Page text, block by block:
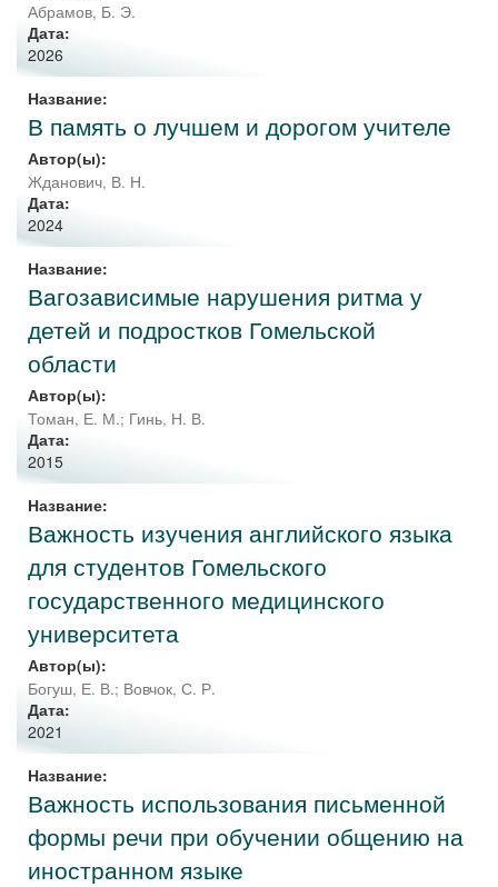
Абрамов, Б. Э.
Дата:
2026
Название:
В память о лучшем и дорогом учителе
Автор(ы):
Жданович, В. Н.
Дата:
2024
Название:
Вагозависимые нарушения ритма у
детей и подростков Гомельской
области
Автор(ы):
Томан, Е. М.; Гинь, Н. В.
Дата:
2015
Название:
Важность изучения английского языка
для студентов Гомельского
государственного медицинского
университета
Автор(ы):
Богуш, Е. В.; Вовчок, С. Р.
Дата:
2021
Название:
Важность использования письменной
формы речи при обучении общению на
иностранном языке